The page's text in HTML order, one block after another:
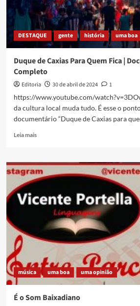
DESTAQUE gente história uma boa
Duque de Caxias Para Quem Fica |
Completo
Editoria 30 de abril de 2024
1
https://www.youtube.com/
da cultura local muda tudo. É esse o
documentário “Duque de Caxias para
Leia maisRead
Duque
de
Caxias
Quem
Documentário
Completo
música uma boa uma opinião
É o Som Baixadiano